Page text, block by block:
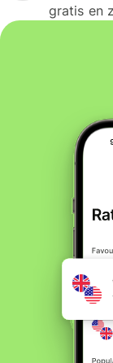
gratis en